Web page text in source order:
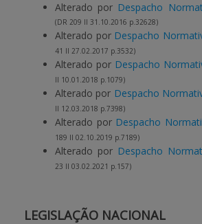
Alterado por Despacho
(DR 209 II 31.10.2016 p.32628)
Alterado por Despacho
41 II 27.02.2017 p.3532)
Alterado por Despacho
II 10.01.2018 p.1079)
Alterado por Despacho
II 12.03.2018 p.7398)
Alterado por Despacho
189 II 02.10.2019 p.7189)
Alterado por Despacho
23 II 03.02.2021 p.157)
LEGISLAÇÃO NACIONAL